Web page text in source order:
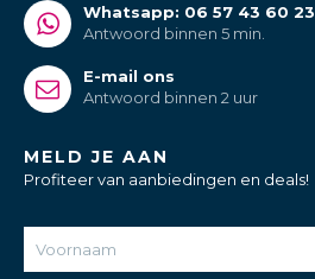
Whatsapp: 06 57 43 60 23
Antwoord binnen 5 min.
E-mail ons
Antwoord binnen 2 uur
MELD JE AAN
Profiteer van aanbiedingen en deals!